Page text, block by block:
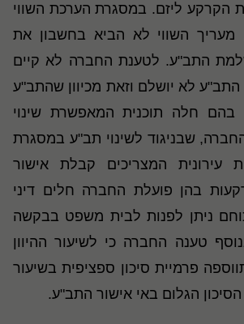
הקרקע ליזם. במסגרת הערכת השווי
מעריך השווי לא הביא בחשבון את
התב"ע. לטענת החברה לא קיים
התב"ע לא יושלם וזאת מכיוון שהתב"ע
בהם חלה תוכנית המאפשרת שינוי
שבניגוד לשינוי תב"ע במסגרת
עירונית המצריכים קבלת אישור
בהן פועלת החברה חלים דיני
ניתן לפנות לבית משפט בבקשה
טענה החברה כי לשיעור ההיוון
פרמיית סיכון ספציפית בשיעור